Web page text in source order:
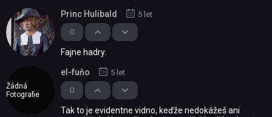
0
Princ Hulibald 5 let
Fajne hadry.
Žádná
Fotografie
0
el-fuňo 5 let
Tak to je evidentne vidno, keďže nedokážeš ani